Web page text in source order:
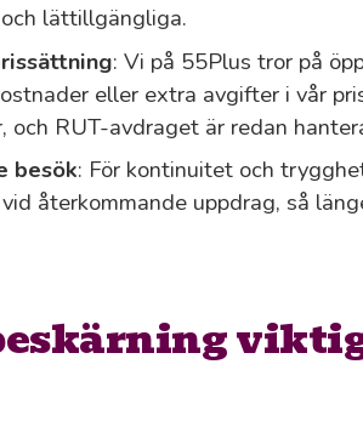
lättillgängliga.
: Vi på 55Plus tror på
eller extra avgifter i vår
och RUT-avdraget är redan
besök: För kontinuitet och
återkommande uppdrag, så